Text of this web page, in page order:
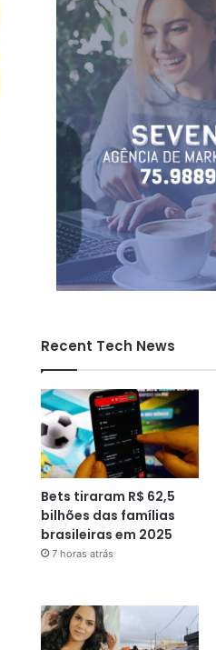
Recent Tech News
Bets tiraram R$ 62,5
bilhões das famílias
brasileiras em 2025
7 horas atrás